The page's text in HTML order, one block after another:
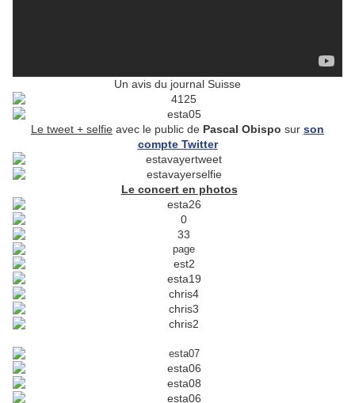
Un avis du journal Suisse
Le tweet + selfie avec le public de Pascal Obispo sur son
compte Twitter
Le concert en photos